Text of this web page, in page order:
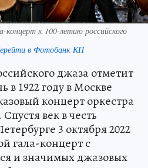
концерт к 100-летию российского
в Фотобанк КП
джаза отметит
в 1922 году в Москве
концерт оркестра
век в честь
3 октября 2022
гала-концерт с
и значимых джазовых